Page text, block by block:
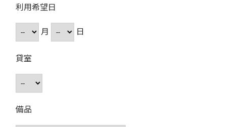
利用希望日
月
日
貸室
備品